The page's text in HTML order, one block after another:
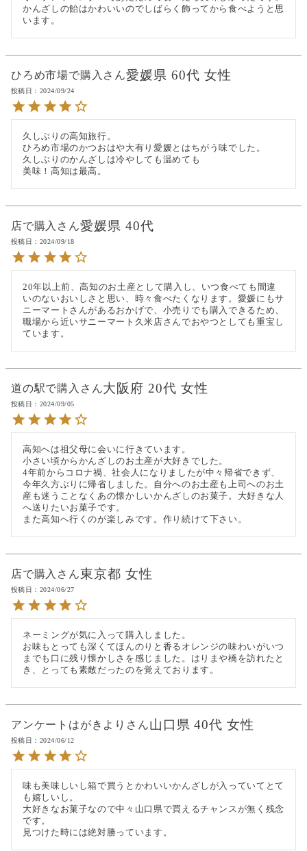
かんざしの飴はかわいいのでしばらく飾ってから食べようと思
います。
ひろめ市場で購入 愛媛県 60代 女性
投稿日 2024/09/24
久しぶりの高知旅行。
ひろめ市場のかつおはや大有り愛媛とはちがう味でした。
久しぶりのかんざしは冷やしても温めても
美味！高知は最高。
店で購入 愛媛県 40代
投稿日 2024/09/18
20年以上前、高知のお土産として購入し、いつ食べても間違
いのないおいしさと思い、時々食べたくなります。愛媛にもサ
ニーマートさんがあるおかげで、小売りでも購入できるため、
職場から近いサニーマート久米店さんでおやつとしても重宝し
ています。
道の駅で購入 大阪府 20代 女性
投稿日 2024/09/05
高知へは祖父母に会いに行きています。
小さい頃からかんざしのお土産が大好きでした。
4年前からコロナ禍、社会人になりましたが中々帰省できず、
今年久方ぶりに帰省しました。自分へのお土産も上司へのお土
産も迷うことなくあの懐かしいかんざしのお菓子。大好きな人
へ送りたいお菓子です。
また高知へ行くのが楽しみです。作り続けて下さい。
店で購入 東京都 女性
投稿日 2024/06/27
ネーミングが気に入って購入しました。
お味もとっても深くてほんのりと香るオレンジの味わいがいつ
までも口に残り懐かしさを感じました。はりまや橋を訪れたと
き、とっても素敵だったのを覚えております。
アンケートはがきより 山口県 40代 女性
投稿日 2024/06/12
味も美味しいし箱で買うとかわいいかんざしが入っていてとて
も嬉しいし。
大好きなお菓子なので中々山口県で買えるチャンスが無く残念
です。
見つけた時には絶対勝っています。